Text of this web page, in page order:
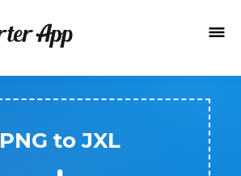
PNG to JXL